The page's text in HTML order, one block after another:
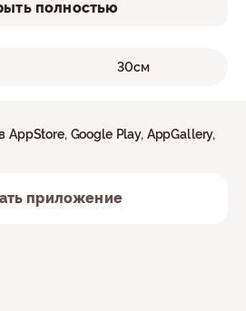
полностью
30см
AppStore, Google Play, AppGallery,
приложение